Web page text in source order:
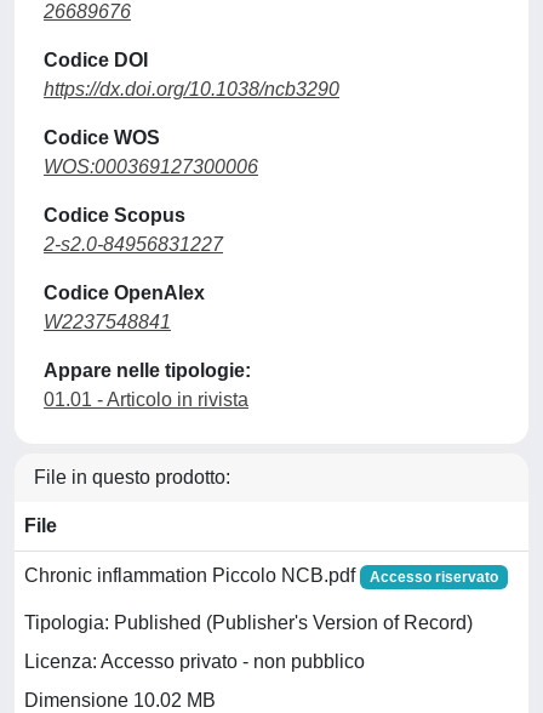
26689676
Codice DOI
https://dx.doi.org/10.1038/ncb3290
Codice WOS
WOS:000369127300006
Codice Scopus
2-s2.0-84956831227
Codice OpenAlex
W2237548841
Appare nelle tipologie:
01.01 - Articolo in rivista
File in questo prodotto:
File
Chronic inflammation Piccolo NCB.pdf Accesso riservato
Tipologia: Published (Publisher's Version of Record)
Licenza: Accesso privato - non pubblico
Dimensione 10.02 MB